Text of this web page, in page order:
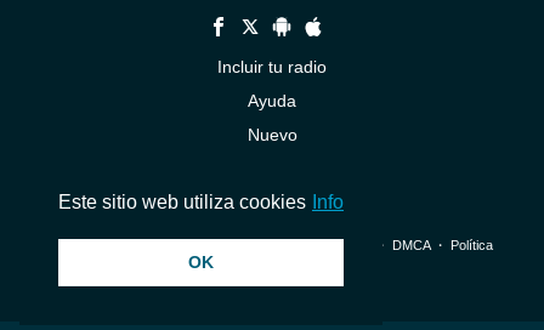
Incluir tu radio
Ayuda
Nuevo
© 2026 InstantAudio. Reservados todos los derechos. ・ DMCA・ Política
Este sitio web utiliza cookies Info
OK